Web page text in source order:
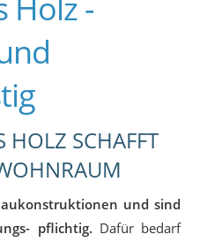
HOLZ SCHAFFT
und sind
pflichtig. Dafür bedarf